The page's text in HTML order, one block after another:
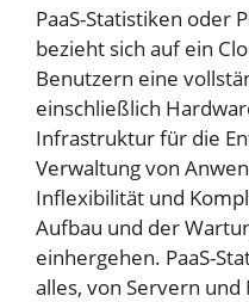
PaaS-Statistiken oder
bezieht sich auf ein
Benutzern eine
einschließlich
Infrastruktur für die
Verwaltung von
Inflexibilität und
Aufbau und der
einhergehen. PaaS-
alles, von Servern